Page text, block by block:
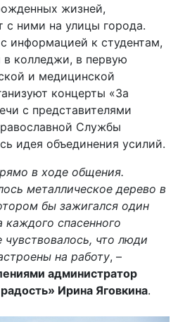
жизней,
с ними на улицы города.
информацией к студентам,
колледжи, в первую
и медицинской
концерты «За
с представителями
Службы
идея объединения усилий.
в ходе общения.
металлическое дерево в
бы зажигался один
каждого спасенного
что люди
на работу, –
администратор
Ирина Яговкина.